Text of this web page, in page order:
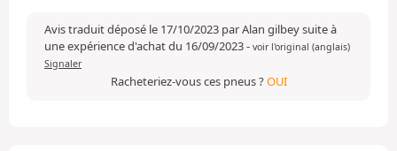
Avis traduit déposé le 17/10/2023 par Alan gilbey suite à
une expérience d'achat du 16/09/2023- voir l'original (anglais)
Signaler
Racheteriez-vous ces pneus ?OUI